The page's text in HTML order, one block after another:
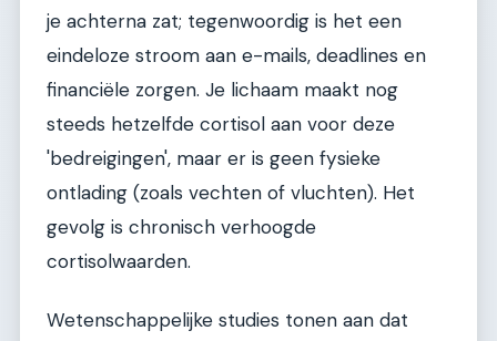
je achterna zat; tegenwoordig is het een
eindeloze stroom aan e-mails, deadlines en
financiële zorgen. Je lichaam maakt nog
steeds hetzelfde cortisol aan voor deze
'bedreigingen', maar er is geen fysieke
ontlading (zoals vechten of vluchten). Het
gevolg is chronisch verhoogde
cortisolwaarden.
Wetenschappelijke studies tonen aan dat